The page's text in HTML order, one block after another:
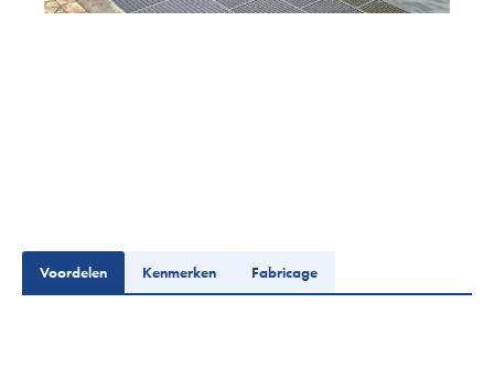
Voordelen Kenmerken Fabricage